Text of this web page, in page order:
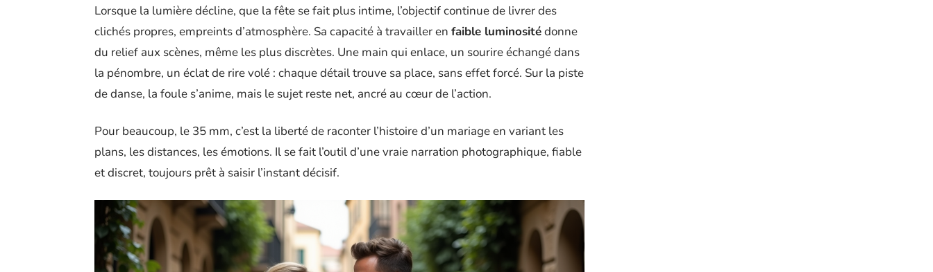
Lorsque la lumière décline, que la fête se fait plus intime, l’objectif continue de livrer des
clichés propres, empreints d’atmosphère. Sa capacité à travailler en faible luminositédonne
du relief aux scènes, même les plus discrètes. Une main qui enlace, un sourire échangé dans
la pénombre, un éclat de rire volé : chaque détail trouve sa place, sans effet forcé. Sur la piste
de danse, la foule s’anime, mais le sujet reste net, ancré au cœur de l’action.
Pour beaucoup, le 35 mm, c’est la liberté de raconter l’histoire d’un mariage en variant les
plans, les distances, les émotions. Il se fait l’outil d’une vraie narration photographique, fiable
et discret, toujours prêt à saisir l’instant décisif.